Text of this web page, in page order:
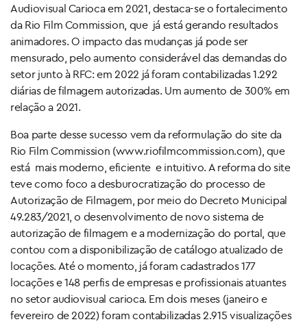
Audiovisual Carioca em 2021, destaca-se o fortalecimento
da Rio Film Commission, que já está gerando resultados
animadores. O impacto das mudanças já pode ser
mensurado, pelo aumento considerável das demandas do
setor junto à RFC: em 2022 já foram contabilizadas 1.292
diárias de filmagem autorizadas. Um aumento de 300% em
relação a 2021.
Boa parte desse sucesso vem da reformulação do site da
Rio Film Commission (www.riofilmcommission.com), que
está mais moderno, eficiente e intuitivo. A reforma do site
teve como foco a desburocratização do processo de
Autorização de Filmagem, por meio do Decreto Municipal
49.283/2021, o desenvolvimento de novo sistema de
autorização de filmagem e a modernização do portal, que
contou com a disponibilização de catálogo atualizado de
locações. Até o momento, já foram cadastrados 177
locações e 148 perfis de empresas e profissionais atuantes
no setor audiovisual carioca. Em dois meses (janeiro e
fevereiro de 2022) foram contabilizadas 2.915 visualizações